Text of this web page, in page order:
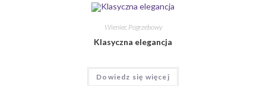
Wieniec Pogrzebowy
Klasyczna elegancja
Dowiedz się więcej